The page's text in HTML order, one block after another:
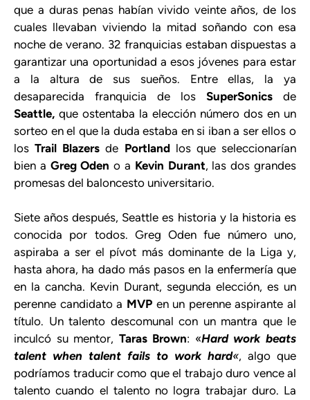
que a duras penas habían vivido veinte años, de los
cuales llevaban viviendo la mitad soñando con esa
noche de verano. 32 franquicias estaban dispuestas a
garantizar una oportunidad a esos jóvenes para estar
a la altura de sus sueños. Entre ellas, la ya
desaparecida franquicia de los SuperSonics de
Seattle, que ostentaba la elección número dos en un
sorteo en el que la duda estaba en si iban a ser ellos o
losTrail Blazers de Portlandlos que seleccionarían
bien a Greg Oden o a Kevin Durant, las dos grandes
promesas del baloncesto universitario.
Siete años después, Seattle es historia y la historia es
conocida por todos. Greg Oden fue número uno,
aspiraba a ser el pívot más dominante de la Liga y,
hasta ahora, ha dado más pasos en la enfermería que
en la cancha. Kevin Durant, segunda elección, es un
perenne candidato a MVPen un perenne aspirante al
título. Un talento descomunal con un mantra que le
inculcó su mentor, Taras Brown: «Hard work beats
talent when talent fails to work hard«, algo que
podríamos traducir como que el trabajo duro vence al
talento cuando el talento no logra trabajar duro. La